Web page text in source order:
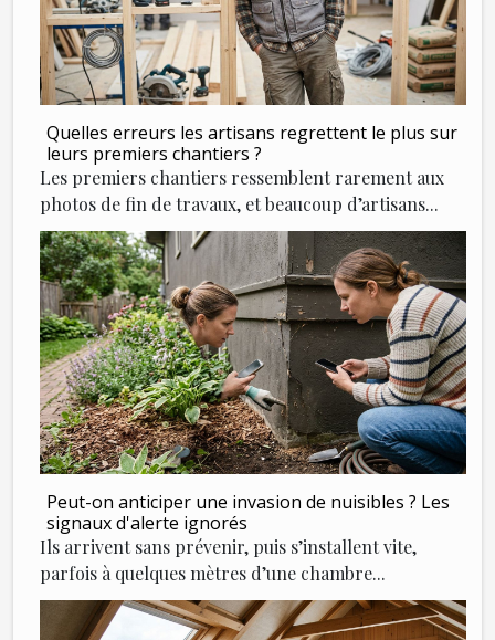
Quelles erreurs les artisans regrettent le plus sur
leurs premiers chantiers ?
Les premiers chantiers ressemblent rarement aux
photos de fin de travaux, et beaucoup d’artisans...
Peut-on anticiper une invasion de nuisibles ? Les
signaux d'alerte ignorés
Ils arrivent sans prévenir, puis s’installent vite,
parfois à quelques mètres d’une chambre...